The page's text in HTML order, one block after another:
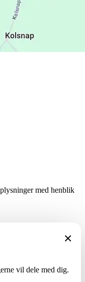
med henblik
×
vil dele med dig.